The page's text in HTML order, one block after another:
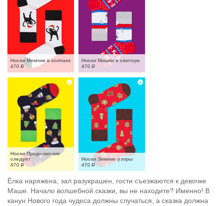
Носки Мемчик в колпаке
470 Р
Носки Мишки в свитере
470 Р
Носки Продолжение
следует
470 Р
Носки Зимние узоры
470 Р
Ёлка наряжена, зал разукрашен, гости съезжаются к девочке
Маше. Начало волшебной сказки, вы не находите? Именно! В
канун Нового года чудеса должны случаться, а сказка должна